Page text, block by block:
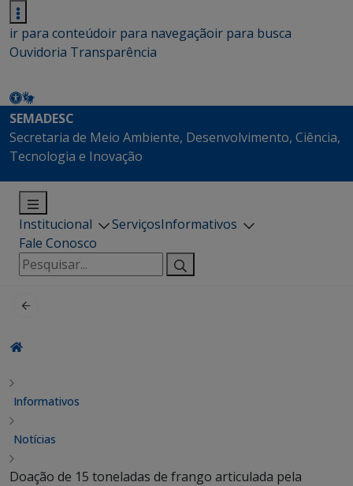
ir para conteúdoir para navegaçãoir para busca
Ouvidoria Transparência
SEMADESC
Secretaria de Meio Ambiente, Desenvolvimento, Ciência,
Tecnologia e Inovação
Institucional ServiçosInformativos
Fale Conosco
Pesquisar
por:
Informativos
Notícias
Doação de 15 toneladas de frango articulada pela